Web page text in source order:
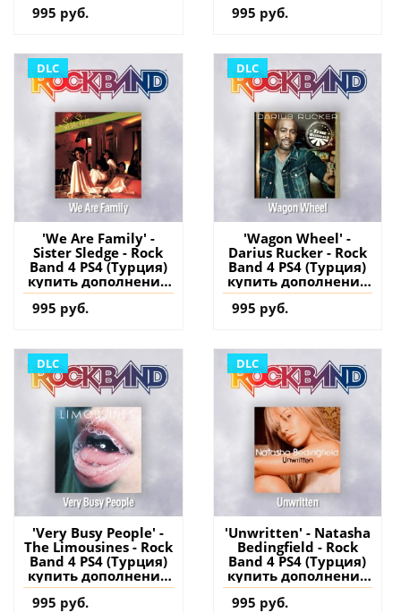
995 руб.
на аккаунт
995 руб.
DLC
'We Are Family' -
Sister Sledge - Rock
Band 4 PS4 (Турция)
купить дополнение
на аккаунт
995 руб.
DLC
'Wagon Wheel' -
Darius Rucker - Rock
Band 4 PS4 (Турция)
купить дополнение
на аккаунт
995 руб.
DLC
'Very Busy People' -
The Limousines - Rock
Band 4 PS4 (Турция)
купить дополнение
на аккаунт
995 руб.
DLC
'Unwritten' - Natasha
Bedingfield - Rock
Band 4 PS4 (Турция)
купить дополнение
на аккаунт
995 руб.